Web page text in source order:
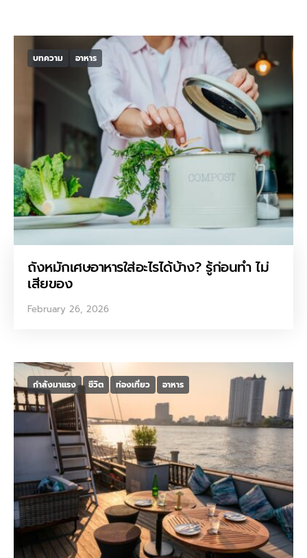
บทความ อาหาร
ถังหมักเศษอาหารใส่อะไรได้บ้าง? รู้ก่อนทำ ไม่
เสียของ
February 26, 2026
กำลังมาแรง ชีวิต ท่องเที่ยว อาหาร